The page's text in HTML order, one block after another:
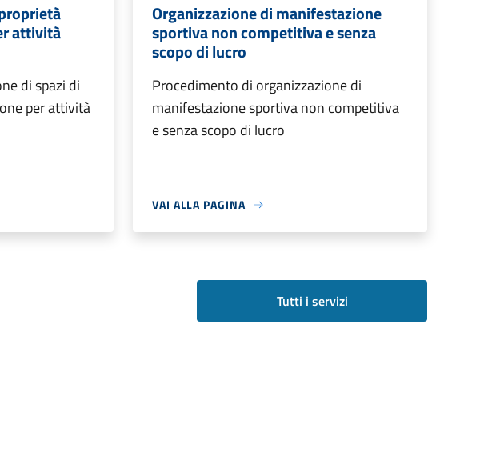
attività
di spazi di
per attività
Organizzazione di manifestazione
sportiva non competitiva e senza
scopo di lucro
Procedimento di organizzazione di
manifestazione sportiva non competitiva
e senza scopo di lucro
VAI ALLA PAGINA
Tutti i servizi